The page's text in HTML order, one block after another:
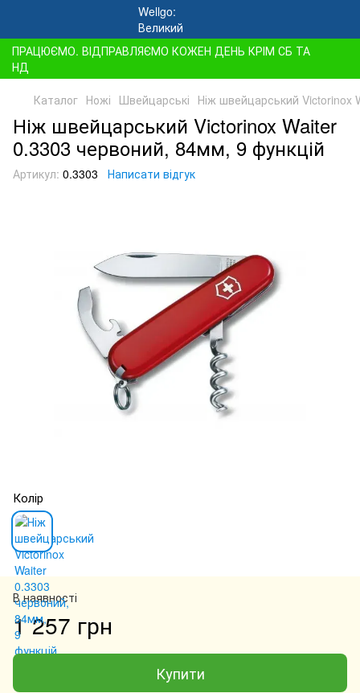
ПРАЦЮЄМО. ВІДПРАВЛЯЄМО КОЖЕН ДЕНЬ КРІМ СБ ТА
НД
Каталог Ножі Швейцарські Ніж швейцарський Victorinox
Ніж швейцарський Victorinox Waiter
0.3303 червоний, 84мм, 9 функцій
Артикул: 0.3303 Написати відгук
Колір
В наявності
1 257 грн
Купити